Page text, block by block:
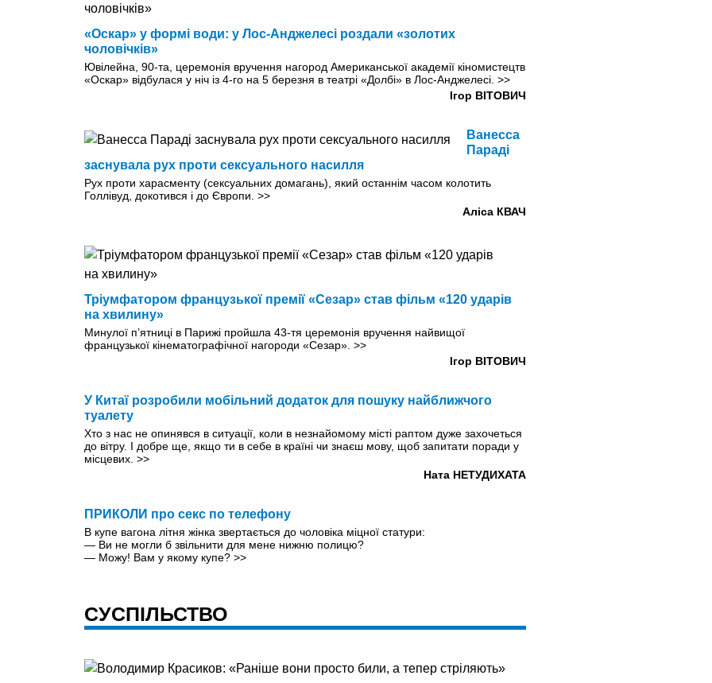
«Оскар» у формі води: у Лос-Анджелесі роздали «золотих
чоловічків»
Ювілейна, 90-та, церемонія вручення нагород Американської академії кіномистецтв
«Оскар» відбулася у ніч iз 4-го на 5 березня в театрі «Долбі» в Лос-Анджелесі. >>
Ігор ВІТОВИЧ
Ванесса
Параді
заснувала рух проти сексуального насилля
Рух проти харасменту (сексуальних домагань), який останнім часом колотить
Голлівуд, докотився і до Європи. >>
Аліса КВАЧ
Тріумфатором французької премії «Сезар» став фільм «120 ударів
на хвилину»
Минулої п’ятниці в Парижі пройшла 43-тя церемонія вручення найвищої
французької кінематографічної нагороди «Сезар». >>
Ігор ВІТОВИЧ
У Китаї розробили мобільний додаток для пошуку найближчого
туалету
Хто з нас не опинявся в ситуації, коли в незнайомому місті раптом дуже захочеться
до вітру. І добре ще, якщо ти в себе в країні чи знаєш мову, щоб запитати поради у
місцевих. >>
Ната НЕТУДИХАТА
ПРИКОЛИ про секс по телефону
В купе вагона літня жінка звертається до чоловiка мiцної статури:
— Ви не могли б звільнити для мене нижню полицю?
— Можу! Вам у якому купе? >>
СУСПІЛЬСТВО